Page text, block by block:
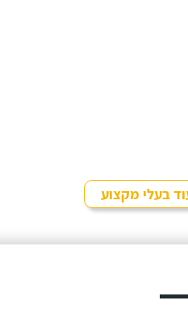
בעלי מקצוע